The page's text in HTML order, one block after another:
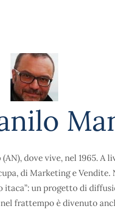
dove vive, nel 1965. A
di Marketing e Vendite.
itaca”: un progetto di
frattempo è divenuto